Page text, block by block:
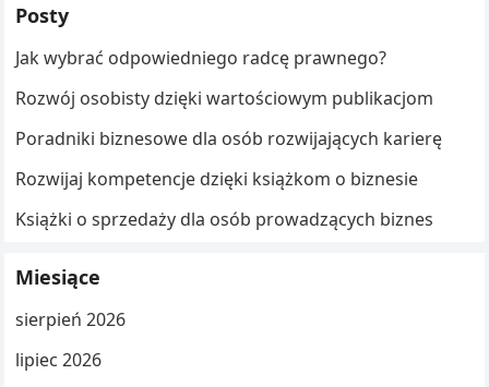
Posty
Jak wybrać odpowiedniego radcę prawnego?
Rozwój osobisty dzięki wartościowym publikacjom
Poradniki biznesowe dla osób rozwijających karierę
Rozwijaj kompetencje dzięki książkom o biznesie
Książki o sprzedaży dla osób prowadzących biznes
Miesiące
sierpień 2026
lipiec 2026